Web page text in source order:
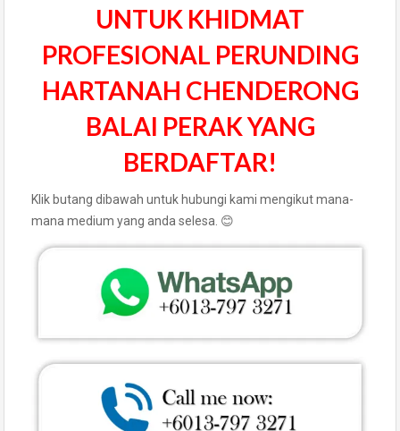
UNTUK KHIDMAT
PROFESIONAL PERUNDING
HARTANAH CHENDERONG
BALAI PERAK YANG
BERDAFTAR!
Klik butang dibawah untuk hubungi kami mengikut mana-
mana medium yang anda selesa. 😊